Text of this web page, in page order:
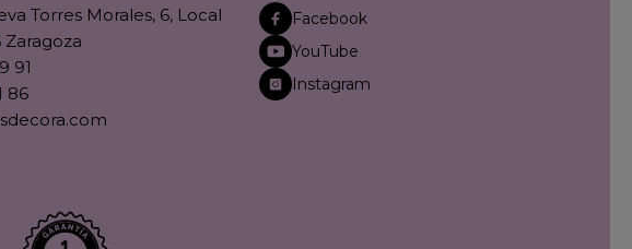
Torres Morales, 6, Local
Zaragoza
91
86
Facebook
YouTube
Instagram